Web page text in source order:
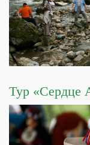
Тур «Сердце